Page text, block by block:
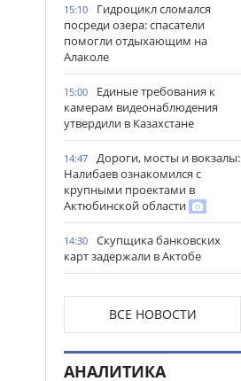
15:10
Гидроцикл сломался
посреди озера: спасатели
помогли отдыхающим на
Алаколе
15:00
Единые требования к
камерам видеонаблюдения
утвердили в Казахстане
14:47
Дороги, мосты и вокзалы:
Налибаев ознакомился с
крупными проектами в
Актюбинской области
14:30
Скупщика банковских
карт задержали в Актобе
масштабный республиканский
проект «Читающая нация»
14:14
Иностранных подростков
спасли в горах Алматинской
ВСЕ НОВОСТИ
АНАЛИТИКА